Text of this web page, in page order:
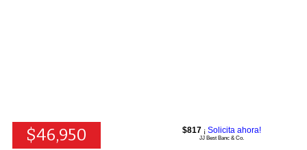
$46,950 $817 ¡ Solicita ahora!
JJ Best Banc & Co.